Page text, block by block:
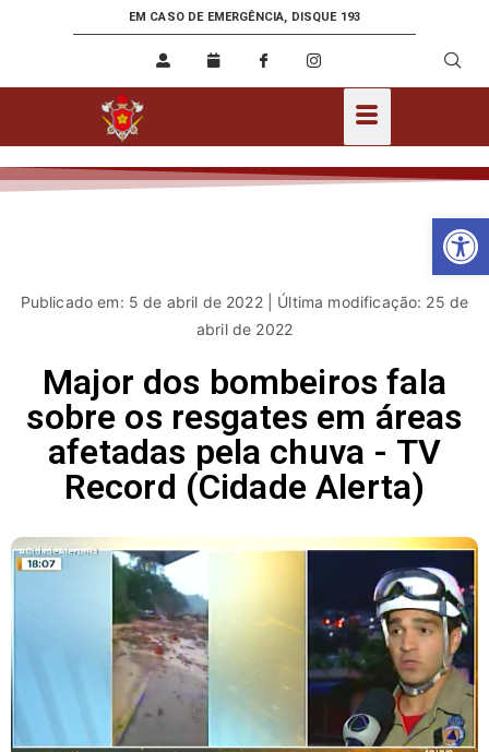
EM CASO DE EMERGÊNCIA, DISQUE 193
Publicado em: 5 de abril de 2022 | Última modificação: 25 de
abril de 2022
Major dos bombeiros fala
sobre os resgates em áreas
afetadas pela chuva - TV
Record (Cidade Alerta)